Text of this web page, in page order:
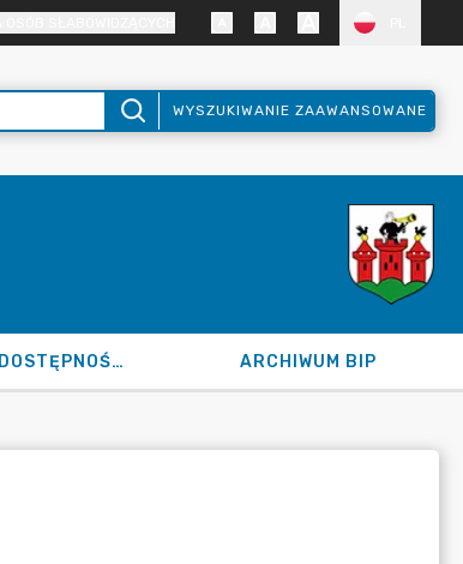
WYSZUKIWANIE ZAAWANSOWANE
DEKLARACJA DOSTĘPNOŚCI ARCHIWUM BIP